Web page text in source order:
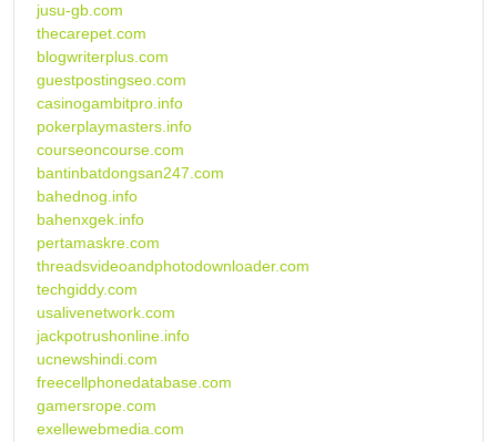
jusu-gb.com
thecarepet.com
blogwriterplus.com
guestpostingseo.com
casinogambitpro.info
pokerplaymasters.info
courseoncourse.com
bantinbatdongsan247.com
bahednog.info
bahenxgek.info
pertamaskre.com
threadsvideoandphotodownloader.com
techgiddy.com
usalivenetwork.com
jackpotrushonline.info
ucnewshindi.com
freecellphonedatabase.com
gamersrope.com
exellewebmedia.com